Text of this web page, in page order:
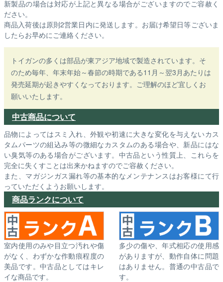
新製品の場合は対応が上記と異なる場合がございますのでご容赦く
ださい。
商品入荷後は原則2営業日内に発送します。お届け希望日等ございま
したらお早めにご連絡ください。
トイガンの多くは部品が東アジア地域で製造されています。そ
のため毎年、年末年始～春節の時期である11月～翌3月あたりは
発売延期が起きやすくなっております。ご理解のほど宜しくお
願いいたします。
中古商品について
品物によってはスミ入れ、外観や初速に大きな変化を与えないカス
タムパーツの組込み等の微細なカスタムのある場合や、新品にはな
い臭気等のある場合がございます。中古品という性質上、これらを
完全に失くすことは出来かねますのでご容赦ください。
また、マガジンガス漏れ等の基本的なメンテナンスはお客様にて行
っていただくようお願いします。
商品ランクについて
室内使用のみや目立つ汚れや傷
がなく、わずかな作動痕程度の
美品です。中古品としてはキレ
イな商品です。
多少の傷や、年式相応の使用感
がありますが、動作自体に問題
はありません。普通の中古品で
す。